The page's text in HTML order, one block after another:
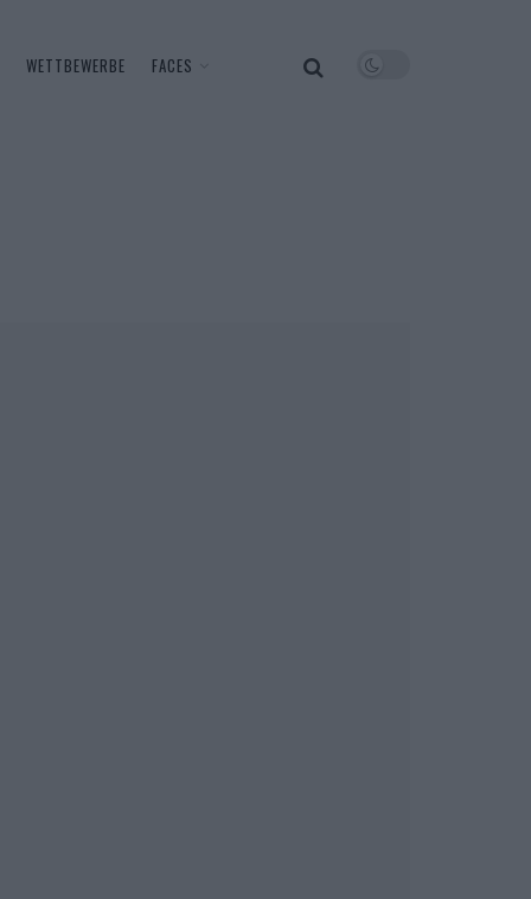
WETTBEWERBE FACES